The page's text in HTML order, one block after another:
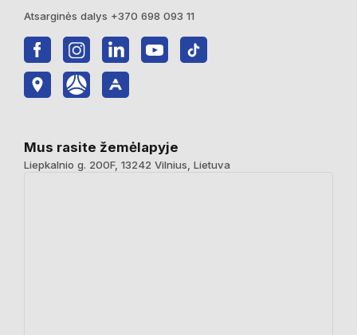
Atsarginės dalys +370 698 093 11
Mus rasite žemėlapyje
Liepkalnio g. 200F, 13242 Vilnius, Lietuva